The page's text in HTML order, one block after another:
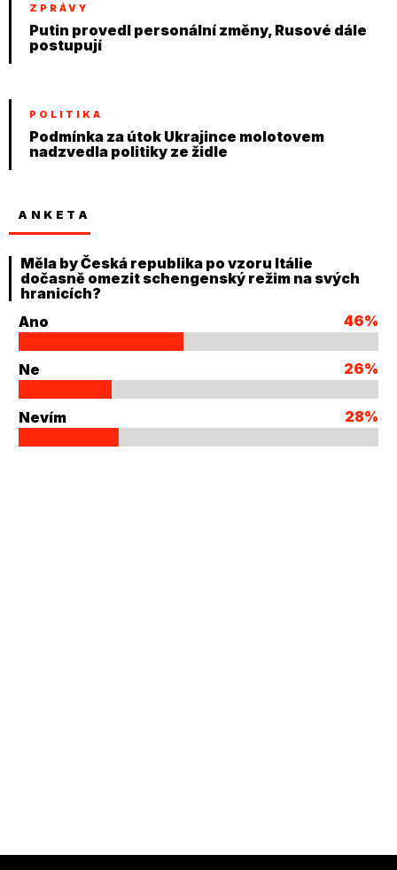
ZPRÁVY
Putin provedl personální změny, Rusové dále
postupují
POLITIKA
Podmínka za útok Ukrajince molotovem
nadzvedla politiky ze židle
ANKETA
Měla by Česká republika po vzoru Itálie
dočasně omezit schengenský režim na svých
hranicích?
Ano
46%
Ne 26%
Nevím 28%